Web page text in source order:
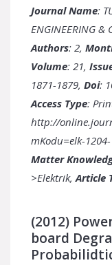
Journal Name:
ENGINEERING &
Authors: 2,
Volume: 21,
1871-1879, Doi:
Access Type:
http://
mKodu=elk-
Matter
>Elektrik, Article
(2012)
board